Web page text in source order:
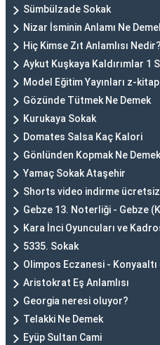
Sümbülzade Sokak
Nizar İsminin Anlamı Ne
Hiç Kimse Zıt Anlamlısı Nedir?
Aykut Kuşkaya Kaldırımlar 1
Model Eğitim Yayınları z-kitap
Gözünde Tütmek Ne Demek
Kurukaya Sokak
Domates Salsa Kaç Kalori
Gönlünden Kopmak Ne Demek
Yamaç Sokak Ataşehir
Shorts video indirme ücretsiz
Gebze 13. Noterliği - Gebze
Kara İnci Oyuncuları ve
5335. Sokak
Olimpos Eczanesi -
Aristokrat Eş Anlamlısı
Georgia neresi oluyor?
Telakki Ne Demek
Eyüp Sultan Cami